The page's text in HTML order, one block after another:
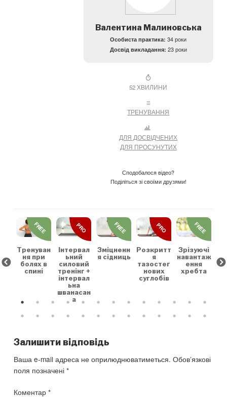
Валентина Малиновська
Особиста практика: 34 роки
Досвід викладання: 23 роки
52 ХВИЛИНИ
ТРЕНУВАННЯ
ДЛЯ ДОСВІДЧЕНИХ
ДЛЯ ПРОСУНУТИХ
Сподобалося відео?
Поділіться зі своїми друзями!
Тренуван
ня при
болях в
спині
FREE
Інтервал
ьний
силовий
тренінг +
інтервал
ьна
шванасан
а
PRO
Зміцненн
я сідниць
FREE
Розкритт
я
тазостег
нових
суглобів
PRO
Зрізуючі
навантаж
ення
хребта
FREE
Залишити відповідь
Ваша e-mail адреса не оприлюднюватиметься. Обов’язкові
поля позначені*
Коментар*